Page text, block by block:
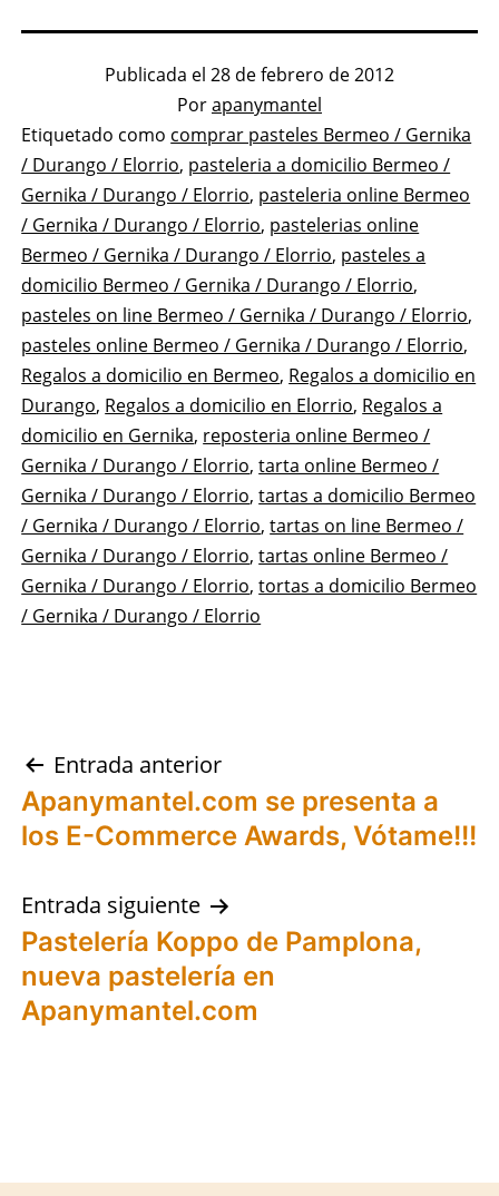
Publicada el 28 de febrero de 2012
Porapanymantel
Categorizado
como
Pastelerías
Asociadas
Apanymantel
Etiquetado como comprar pasteles Bermeo / Gernika
/ Durango / Elorrio, pasteleria a domicilio Bermeo /
Gernika / Durango / Elorrio, pasteleria online Bermeo
/ Gernika / Durango / Elorrio, pastelerias online
Bermeo / Gernika / Durango / Elorrio, pasteles a
domicilio Bermeo / Gernika / Durango / Elorrio,
pasteles on line Bermeo / Gernika / Durango / Elorrio,
pasteles online Bermeo / Gernika / Durango / Elorrio,
Regalos a domicilio en Bermeo, Regalos a domicilio en
Durango, Regalos a domicilio en Elorrio, Regalos a
domicilio en Gernika, reposteria online Bermeo /
Gernika / Durango / Elorrio,tarta online Bermeo /
Gernika / Durango / Elorrio,tartas a domicilio Bermeo
/ Gernika / Durango / Elorrio,tartas on line Bermeo /
Gernika / Durango / Elorrio,tartas online Bermeo /
Gernika / Durango / Elorrio,tortas a domicilio Bermeo
/ Gernika / Durango / Elorrio
Navegación
de
Entrada anterior
Apanymantel.com se presenta a
los E-Commerce Awards, Vótame!!!
Entrada siguiente
Pastelería Koppo de Pamplona,
nueva pastelería en
Apanymantel.com